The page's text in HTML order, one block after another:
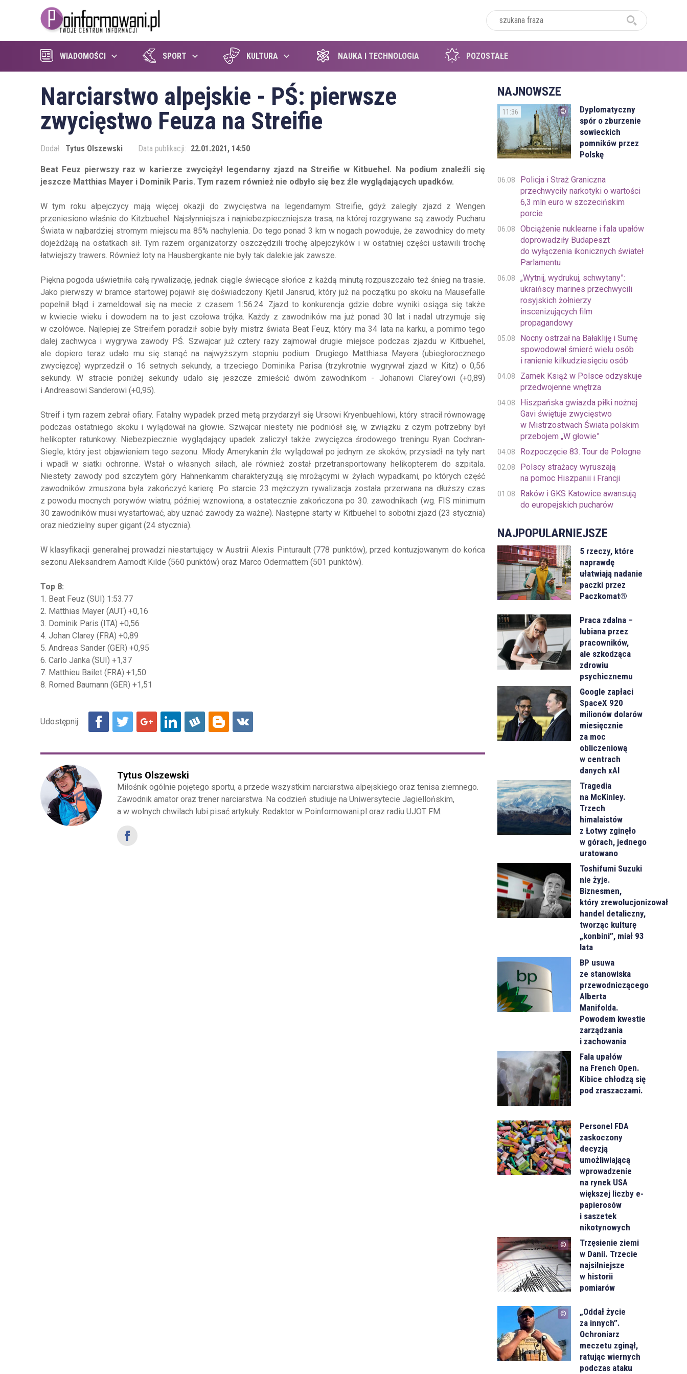
WIADOMOŚCI SPORT KULTURA NAUKA I TECHNOLOGIA POZOSTAŁE
Narciarstwo alpejskie - PŚ: pierwsze
zwycięstwo Feuza na Streifie
Dodał: Tytus Olszewski Data publikacji: 22.01.2021, 14:50
Beat Feuz pierwszy raz w karierze zwyciężył legendarny zjazd na Streifie w Kitbuehel. Na podium znaleźli się
jeszcze Matthias Mayer i Dominik Paris. Tym razem również nie odbyło się bez źle wyglądających upadków.
W tym roku alpejczycy mają więcej okazji do zwycięstwa na legendarnym Streifie, gdyż zaległy zjazd z Wengen
przeniesiono właśnie do Kitzbuehel. Najsłynniejsza i najniebezpieczniejsza trasa, na której rozgrywane są zawody Pucharu
Świata w najbardziej stromym miejscu ma 85% nachylenia. Do tego ponad 3 km w nogach powoduje, że zawodnicy do mety
dojeżdżają na ostatkach sił. Tym razem organizatorzy oszczędzili trochę alpejczyków i w ostatniej części ustawili trochę
łatwiejszy trawers. Również loty na Hausbergkante nie były tak dalekie jak zawsze.
Piękna pogoda uświetniła całą rywalizację, jednak ciągle świecące słońce z każdą minutą rozpuszczało też śnieg na trasie.
Jako pierwszy w bramce startowej pojawił się doświadczony Kjetil Jansrud, który już na początku po skoku na Mausefalle
popełnił błąd i zameldował się na mecie z czasem 1:56.24. Zjazd to konkurencja gdzie dobre wyniki osiąga się także
w kwiecie wieku i dowodem na to jest czołowa trójka. Każdy z zawodników ma już ponad 30 lat i nadal utrzymuje się
w czołówce. Najlepiej ze Streifem poradził sobie były mistrz świata Beat Feuz, który ma 34 lata na karku, a pomimo tego
dalej zachwyca i wygrywa zawody PŚ. Szwajcar już cztery razy zajmował drugie miejsce podczas zjazdu w Kitbuehel,
ale dopiero teraz udało mu się stanąć na najwyższym stopniu podium. Drugiego Matthiasa Mayera (ubiegłorocznego
zwycięzcę) wyprzedził o 16 setnych sekundy, a trzeciego Dominika Parisa (trzykrotnie wygrywał zjazd w Kitz) o 0,56
sekundy. W stracie poniżej sekundy udało się jeszcze zmieścić dwóm zawodnikom - Johanowi Clarey'owi (+0,89)
i Andreasowi Sanderowi (+0,95).
Streif i tym razem zebrał ofiary. Fatalny wypadek przed metą przydarzył się Ursowi Kryenbuehlowi, który stracił równowagę
podczas ostatniego skoku i wylądował na głowie. Szwajcar niestety nie podniósł się, w związku z czym potrzebny był
helikopter ratunkowy. Niebezpiecznie wyglądający upadek zaliczył także zwycięzca środowego treningu Ryan Cochran-
Siegle, który jest objawieniem tego sezonu. Młody Amerykanin źle wylądował po jednym ze skoków, przysiadł na tyły nart
i wpadł w siatki ochronne. Wstał o własnych siłach, ale również został przetransportowany helikopterem do szpitala.
Niestety zawody pod szczytem góry Hahnenkamm charakteryzują się mrożącymi w żyłach wypadkami, po których część
zawodników zmuszona była zakończyć karierę. Po starcie 23 mężczyzn rywalizacja została przerwana na dłuższy czas
z powodu mocnych porywów wiatru, później wznowiona, a ostatecznie zakończona po 30. zawodnikach (wg. FIS minimum
30 zawodników musi wystartować, aby uznać zawody za ważne). Następne starty w Kitbuehel to sobotni zjazd (23 stycznia)
oraz niedzielny super gigant (24 stycznia).
W klasyfikacji generalnej prowadzi niestartujący w Austrii Alexis Pinturault (778 punktów), przed kontuzjowanym do końca
sezonu Aleksandrem Aamodt Kilde (560 punktów) oraz Marco Odermattem (501 punktów).
Top 8:
1. Beat Feuz (SUI) 1:53.77
2. Matthias Mayer (AUT) +0,16
3. Dominik Paris (ITA) +0,56
4. Johan Clarey (FRA) +0,89
5. Andreas Sander (GER) +0,95
6. Carlo Janka (SUI) +1,37
7. Matthieu Bailet (FRA) +1,50
8. Romed Baumann (GER) +1,51
Tytus Olszewski
Miłośnik ogólnie pojętego sportu, a przede wszystkim narciarstwa alpejskiego oraz tenisa ziemnego.
Zawodnik amator oraz trener narciarstwa. Na codzień studiuje na Uniwersytecie Jagiellońskim,
a w wolnych chwilach lubi pisać artykuły. Redaktor w Poinformowani.pl oraz radiu UJOT FM.
NAJNOWSZE
11:36
Dyplomatyczny
spór o zburzenie
sowieckich
pomników przez
Polskę
06.08
Policja i Straż Graniczna
przechwyciły narkotyki o wartości
6,3 mln euro w szczecińskim
porcie
06.08
Obciążenie nuklearne i fala upałów
doprowadziły Budapeszt
do wyłączenia ikonicznych świateł
Parlamentu
06.08
„Wytnij, wydrukuj, schwytany”:
ukraińscy marines przechwycili
rosyjskich żołnierzy
inscenizujących film
propagandowy
05.08
Nocny ostrzał na Bałakliję i Sumę
spowodował śmierć wielu osób
i ranienie kilkudziesięciu osób
04.08
Zamek Książ w Polsce odzyskuje
przedwojenne wnętrza
04.08
Hiszpańska gwiazda piłki nożnej
Gavi świętuje zwycięstwo
w Mistrzostwach Świata polskim
przebojem „W głowie”
04.08 Rozpoczęcie 83. Tour de Pologne
02.08
Polscy strażacy wyruszają
na pomoc Hiszpanii i Francji
01.08
Raków i GKS Katowice awansują
do europejskich pucharów
NAJPOPULARNIEJSZE
5 rzeczy, które
naprawdę
ułatwiają nadanie
paczki przez
Paczkomat®
Praca zdalna –
lubiana przez
pracowników,
ale szkodząca
zdrowiu
psychicznemu
Google zapłaci
SpaceX 920
milionów dolarów
miesięcznie
za moc
obliczeniową
w centrach
danych xAI
Tragedia
na McKinley.
Trzech
himalaistów
z Łotwy zginęło
w górach, jednego
uratowano
Toshifumi Suzuki
nie żyje.
Biznesmen,
który zrewolucjonizował
handel detaliczny,
tworząc kulturę
„konbini”, miał 93
lata
BP usuwa
ze stanowiska
przewodniczącego
Alberta
Manifolda.
Powodem kwestie
zarządzania
i zachowania
Fala upałów
na French Open.
Kibice chłodzą się
pod zraszaczami.
Personel FDA
zaskoczony
decyzją
umożliwiającą
wprowadzenie
na rynek USA
większej liczby e-
papierosów
i saszetek
nikotynowych
Trzęsienie ziemi
w Danii. Trzecie
najsilniejsze
w historii
pomiarów
„Oddał życie
za innych”.
Ochroniarz
meczetu zginął,
ratując wiernych
podczas ataku